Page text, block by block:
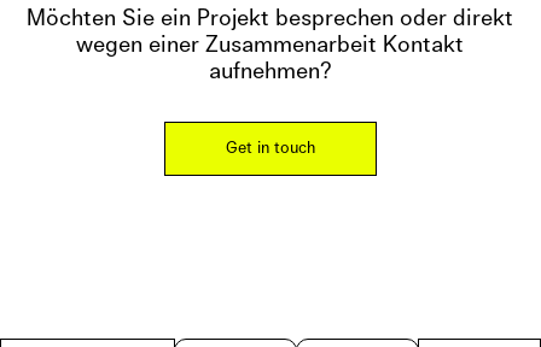
Möchten Sie ein Projekt besprechen oder direkt
wegen einer Zusammenarbeit Kontakt
aufnehmen?
Get in touch